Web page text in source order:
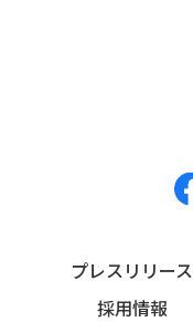
プレスリリース
採用情報